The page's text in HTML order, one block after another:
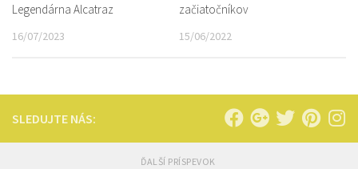
Legendárna Alcatraz
16/07/2023
začiatočníkov
15/06/2022
SLEDUJTE NÁS:
ĎALŠÍ PRÍSPEVOK